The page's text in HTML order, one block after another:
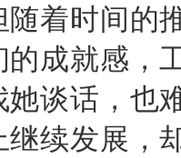
随着时间的
的成就感，
她谈话，也
继续发展，